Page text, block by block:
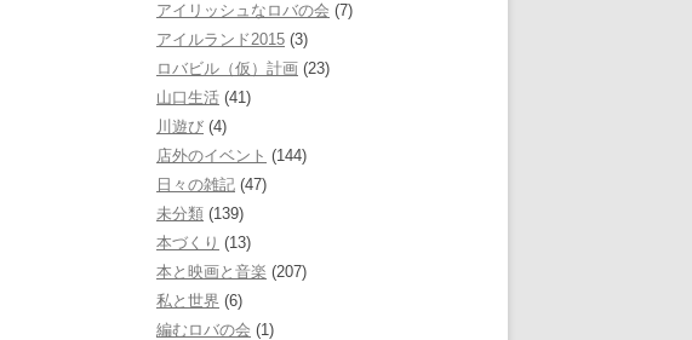
アイリッシュなロバの会 (7)
アイルランド2015 (3)
ロバビル（仮）計画 (23)
山口生活 (41)
川遊び (4)
店外のイベント (144)
日々の雑記 (47)
未分類 (139)
本づくり (13)
本と映画と音楽 (207)
私と世界 (6)
編むロバの会 (1)